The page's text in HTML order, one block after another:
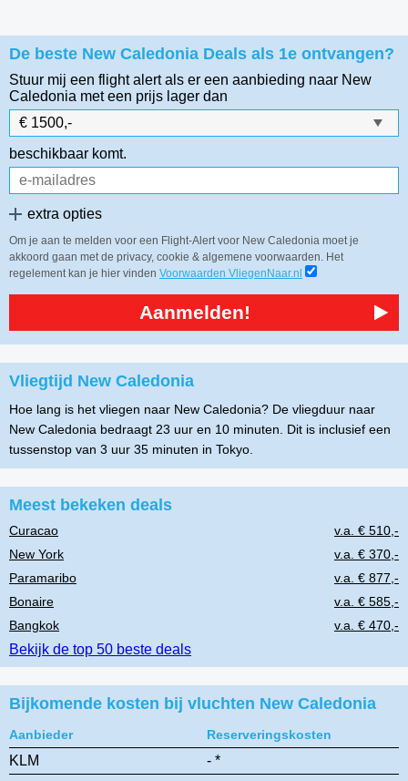
De beste New Caledonia Deals als 1e ontvangen?
Stuur mij een flight alert als er een aanbieding naar New
Caledonia met een prijs lager dan
beschikbaar komt.
extra opties
Om je aan te melden voor een Flight-Alert voor New Caledonia moet je
akkoord gaan met de privacy, cookie & algemene voorwaarden. Het
regelement kan je hier vinden Voorwaarden VliegenNaar.nl
Aanmelden!
Vliegtijd New Caledonia
Hoe lang is het vliegen naar New Caledonia? De vliegduur naar
New Caledonia bedraagt 23 uur en 10 minuten. Dit is inclusief een
tussenstop van 3 uur 35 minuten in Tokyo.
Meest bekeken deals
Curacao
v.a. € 510,-
New York
v.a. € 370,-
Paramaribo
v.a. € 877,-
Bonaire
v.a. € 585,-
Bangkok
v.a. € 470,-
Bekijk de top 50 beste deals
Bijkomende kosten bij vluchten New Caledonia
Aanbieder Reserveringskosten
KLM
- *